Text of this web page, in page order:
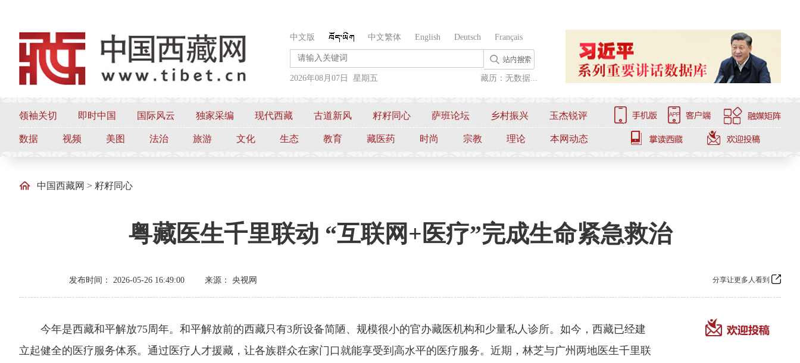
中文版 中文繁体 English Deutsch Français
2026年08月07日 星期五 藏历：无数据...
领袖关切 即时中国 国际风云 独家采编 现代西藏 古道新风 籽籽同心 萨班论坛 乡村振兴 玉杰锐评
数据 视频 美图 法治 旅游 文化 生态 教育 藏医药 时尚 宗教 理论 本网动态
中国西藏网 > 籽籽同心
粤藏医生千里联动 “互联网+医疗”完成生命紧急救治
发布时间： 2026-05-26 16:49:00 来源： 央视网 分享让更多人看到
今年是西藏和平解放75周年。和平解放前的西藏只有3所设备简陋、规模很小的官办藏医机构和少量私人诊所。如今，西藏已经建
立起健全的医疗服务体系。通过医疗人才援藏，让各族群众在家门口就能享受到高水平的医疗服务。近期，林芝与广州两地医生千里联